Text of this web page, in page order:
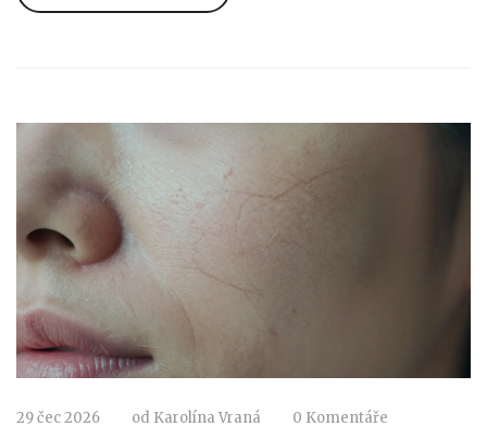
29 čec 2026 od Karolína Vraná 0 Komentáře